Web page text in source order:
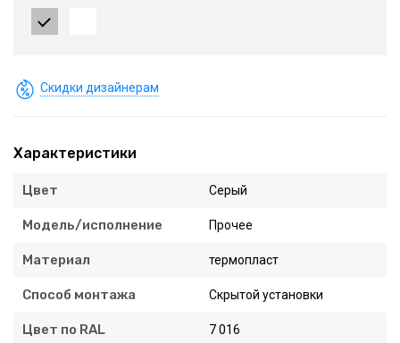
Скидки дизайнерам
Характеристики
Цвет Серый
Модель/исполнение Прочее
Материал термопласт
Способ монтажа Скрытой установки
Цвет по RAL 7 016